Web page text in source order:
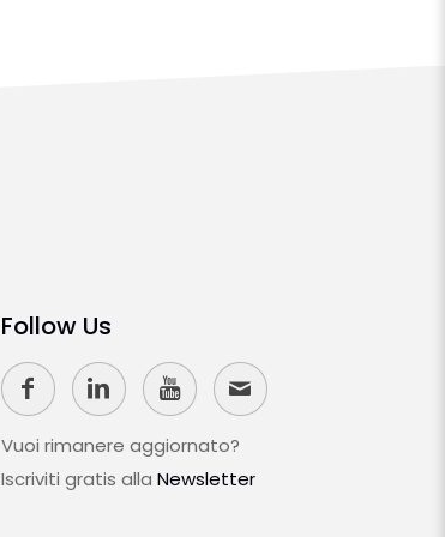
Follow Us
Vuoi rimanere aggiornato?
Iscriviti gratis alla Newsletter